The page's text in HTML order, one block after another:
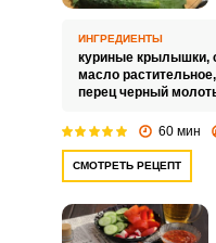
ИНГРЕДИЕНТЫ
куриные крылышки,
масло растительное,
перец черный
60 мин
СМОТРЕТЬ РЕЦЕПТ